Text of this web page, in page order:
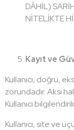
DÂHİL)
NİTELİKTE
Kayıt ve
Kullanıcı, doğru,
zorundadır. Aksi
Kullanıcı
Kullanıcı, site ve